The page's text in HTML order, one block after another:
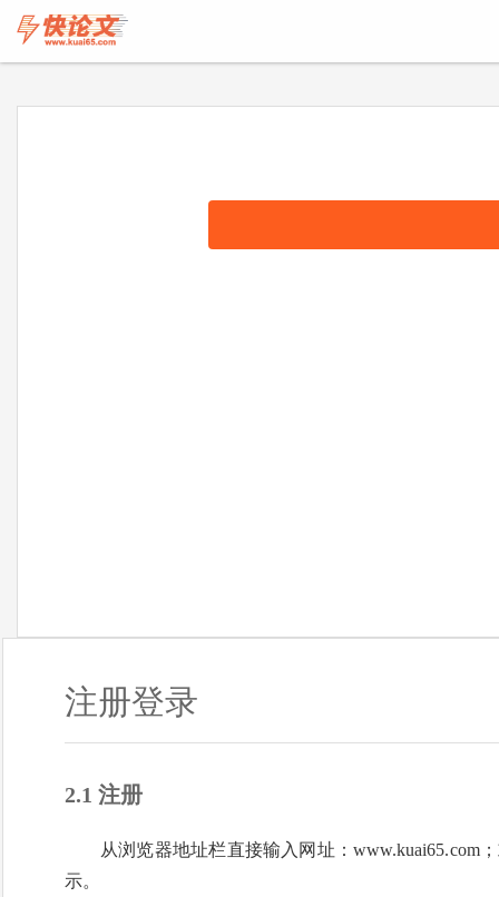
注册登录
2.1 注册
从浏览器地址栏直接输入网址：www.kuai65.com
示。